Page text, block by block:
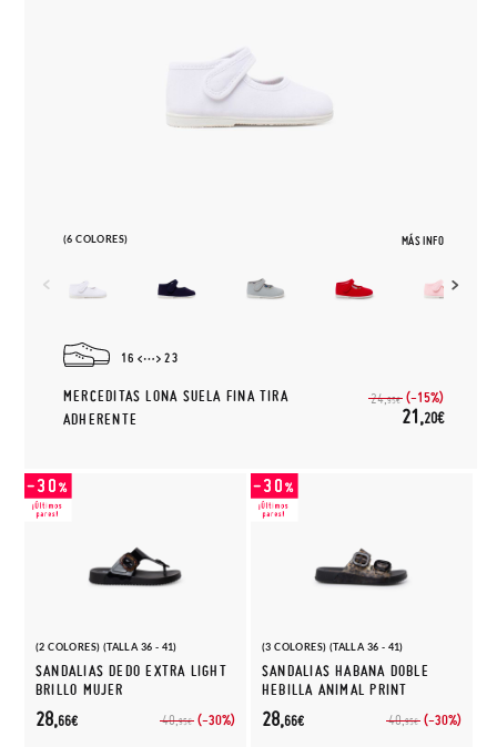
(6 COLORES) MÁS INFO
16 23
MERCEDITAS LONA SUELA FINA TIRA
ADHERENTE
24,95€ (-15%)
21,20€
(2 COLORES) (TALLA 36 - 41)
SANDALIAS DEDO EXTRA LIGHT
BRILLO MUJER
40,95€ (-30%)
28,66€
(3 COLORES) (TALLA 36 - 41)
SANDALIAS HABANA DOBLE
HEBILLA ANIMAL PRINT
40,95€ (-30%)
28,66€